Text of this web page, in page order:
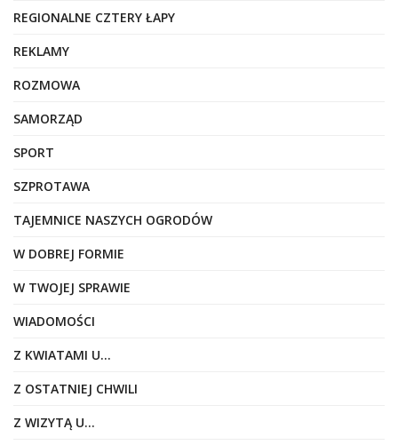
REGIONALNE CZTERY ŁAPY
REKLAMY
ROZMOWA
SAMORZĄD
SPORT
SZPROTAWA
TAJEMNICE NASZYCH OGRODÓW
W DOBREJ FORMIE
W TWOJEJ SPRAWIE
WIADOMOŚCI
Z KWIATAMI U…
Z OSTATNIEJ CHWILI
Z WIZYTĄ U…